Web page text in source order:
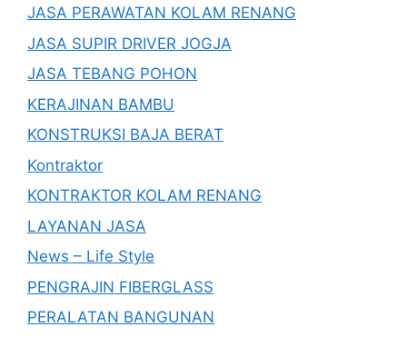
JASA PERAWATAN KOLAM RENANG
JASA SUPIR DRIVER JOGJA
JASA TEBANG POHON
KERAJINAN BAMBU
KONSTRUKSI BAJA BERAT
Kontraktor
KONTRAKTOR KOLAM RENANG
LAYANAN JASA
News – Life Style
PENGRAJIN FIBERGLASS
PERALATAN BANGUNAN